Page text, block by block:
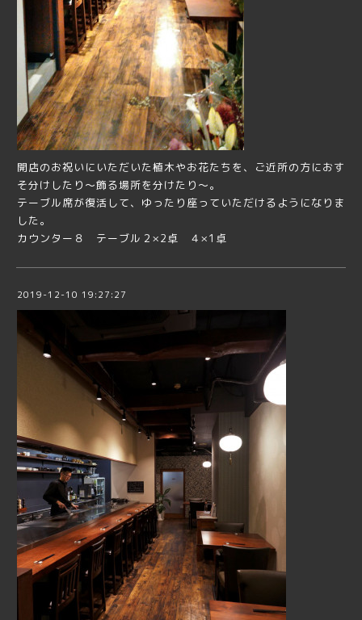
開店のお祝いにいただいた植木やお花たちを、ご近所の方におす
そ分けしたり～飾る場所を分けたり～。
テーブル席が復活して、ゆったり座っていただけるようになりま
した。
カウンター８ テーブル２×2卓 ４×1卓
2019-12-10 19:27:27